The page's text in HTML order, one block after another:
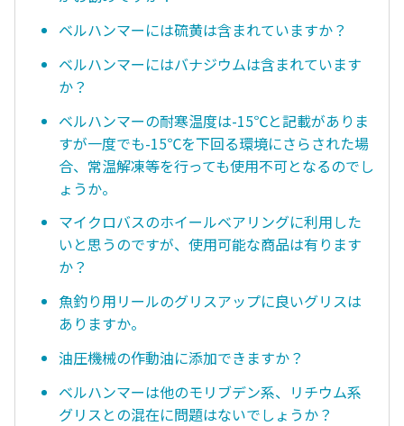
ベルハンマーには硫黄は含まれていますか？
ベルハンマーにはバナジウムは含まれています
か？
ベルハンマーの耐寒温度は-15℃と記載がありま
すが一度でも-15℃を下回る環境にさらされた場
合、常温解凍等を行っても使用不可となるのでし
ょうか。
マイクロバスのホイールベアリングに利用した
いと思うのですが、使用可能な商品は有ります
か？
魚釣り用リールのグリスアップに良いグリスは
ありますか。
油圧機械の作動油に添加できますか？
ベルハンマーは他のモリブデン系、リチウム系
グリスとの混在に問題はないでしょうか？